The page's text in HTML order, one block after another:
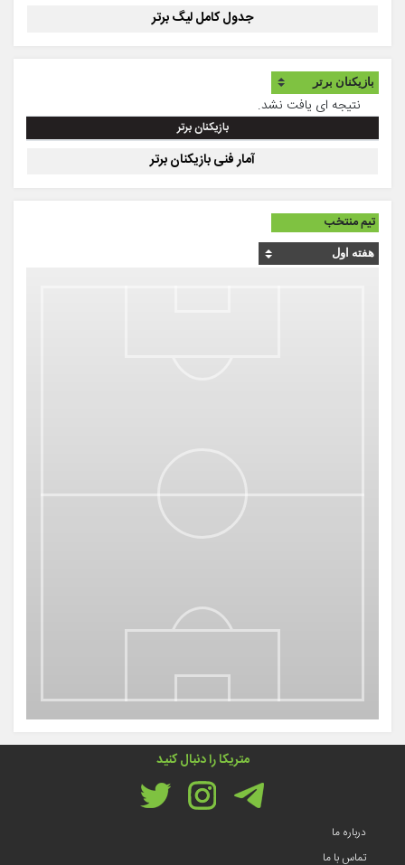
جدول کامل لیگ برتر
نتیجه ای یافت نشد.
بازیکنان برتر
آمار فنی بازیکنان برتر
تیم منتخب
متریکا را دنبال کنید
درباره ما
تماس با ما